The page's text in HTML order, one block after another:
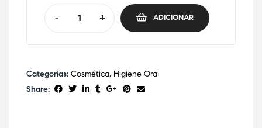
- + ADICIONAR
Categorias: Cosmética, Higiene Oral
Share: